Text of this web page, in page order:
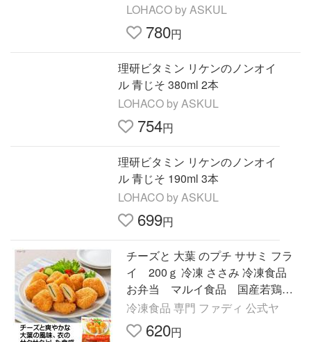
LOHACO by ASKUL
780円
理研ビタミン リケンのノンオイ
ル 青じそ 380ml 2本
LOHACO by ASKUL
754円
理研ビタミン リケンのノンオイ
ル 青じそ 190ml 3本
LOHACO by ASKUL
699円
チーズと 大葉 のプチ ササミ フラ
イ 200ｇ 冷凍 ささみ 冷凍食品
お弁当 マルイ食品 国産若鶏サ
サミ 揚げたて 爽やか
冷凍食品 専門 ファディ 公式ヤ
620円